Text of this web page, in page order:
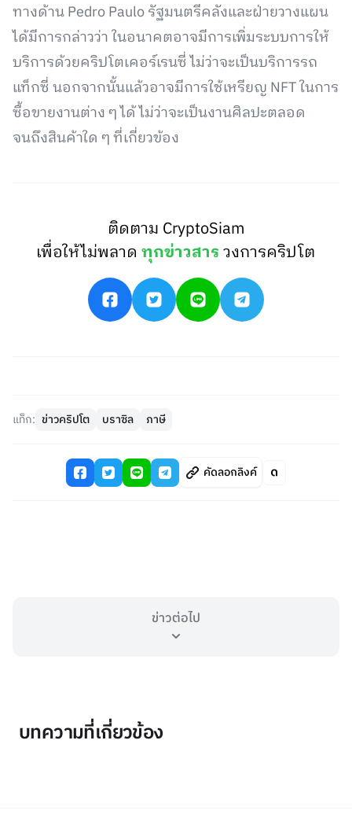
ทางด้าน Pedro Paulo รัฐมนตรีคลังและฝ่ายวางแผน
ได้มีการกล่าวว่า ในอนาคตอาจมีการเพิ่มระบบการให้
บริการด้วยคริปโตเคอร์เรนซี่ ไม่ว่าจะเป็นบริการรถ
แท็กซี่ นอกจากนั้นแล้วอาจมีการใช้เหรียญ NFT ในการ
ซื้อขายงานต่าง ๆ ได้ ไม่ว่าจะเป็นงานศิลปะตลอด
จนถึงสินค้าใด ๆ ที่เกี่ยวข้อง
ติดตาม CryptoSiam
เพื่อให้ไม่พลาดทุกข่าวสารวงการคริปโต
แท็ก: ข่าวคริปโต บราซิล ภาษี
คัดลอกลิงค์
ข่าวต่อไป
บทความที่เกี่ยวข้อง